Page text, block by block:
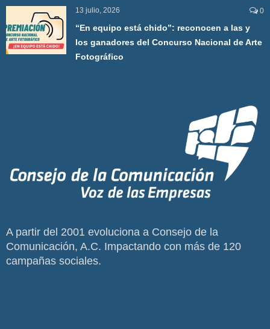
13 julio, 2026 0
“En equipo está chido”: reconocen a las y
los ganadores del Concurso Nacional de Arte
Fotográfico
A partir del 2001 evoluciona a Consejo de la
Comunicación, A.C. Impactando con más de 120
campañas sociales.